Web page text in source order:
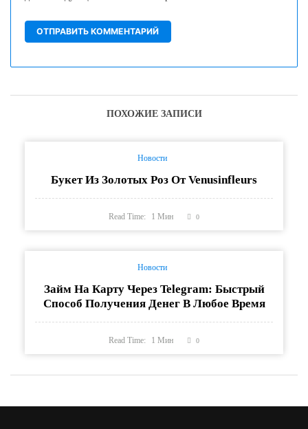
ПОХОЖИЕ ЗАПИСИ
Новости
Букет Из Золотых Роз От Venusinfleurs
Read Time: 1Мин 0
Новости
Займ На Карту Через Telegram: Быстрый
Способ Получения Денег В Любое Время
Read Time: 1Мин 0